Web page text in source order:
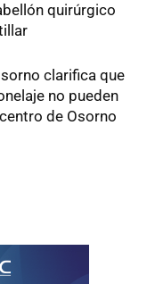
quirúrgico
clarifica que
no pueden
de Osorno